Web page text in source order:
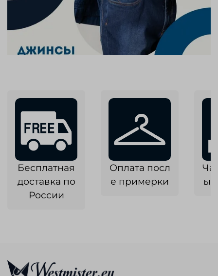
Бесплатная
доставка по
России
Оплата посл
е примерки